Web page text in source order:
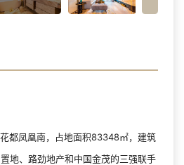
都凤凰南，占地面积83348㎡，建筑
地、路劲地产和中国金茂的三强联手